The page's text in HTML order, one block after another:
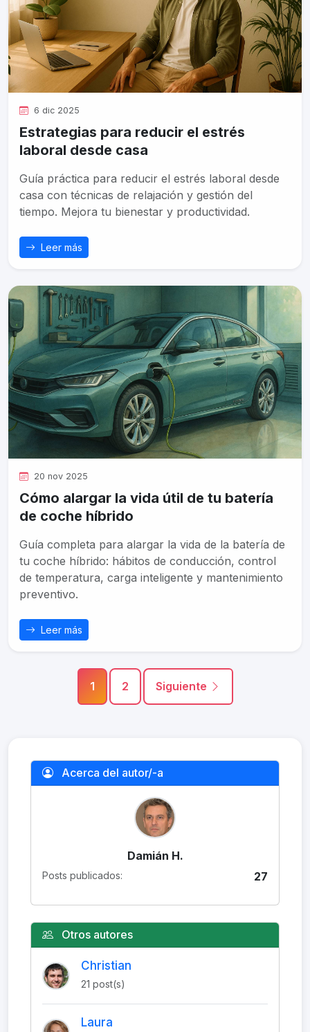
6 dic 2025
Estrategias para reducir el estrés
laboral desde casa
Guía práctica para reducir el estrés laboral desde
casa con técnicas de relajación y gestión del
tiempo. Mejora tu bienestar y productividad.
Leer más
20 nov 2025
Cómo alargar la vida útil de tu batería
de coche híbrido
Guía completa para alargar la vida de la batería de
tu coche híbrido: hábitos de conducción, control
de temperatura, carga inteligente y mantenimiento
preventivo.
Leer más
1 2 Siguiente
Acerca del autor/-a
Damián H.
Posts publicados: 27
Otros autores
Christian
21 post(s)
Laura